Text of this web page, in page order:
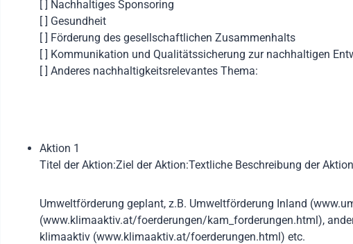
[ ] Nachhaltiges Sponsoring
[ ] Gesundheit
[ ] Förderung des gesellschaftlichen Zusammenhalts
[ ] Kommunikation und Qualitätssicherung zur nachhaltigen
[ ] Anderes nachhaltigkeitsrelevantes Thema:
Aktion 1
Titel der Aktion:Ziel der Aktion:Textliche Beschreibung der
Umweltförderung geplant, z.B. Umweltförderung Inland
(www.klimaaktiv.at/foerderungen/kam_forderungen.html),
klimaaktiv (www.klimaaktiv.at/foerderungen.html) etc.